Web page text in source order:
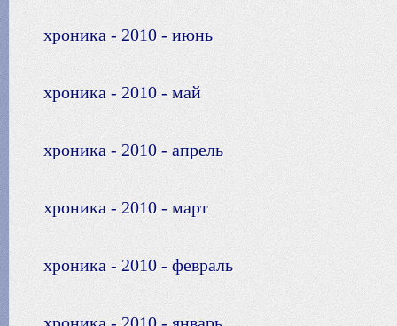
хроника - 2010 - июнь
хроника - 2010 - май
хроника - 2010 - апрель
хроника - 2010 - март
хроника - 2010 - февраль